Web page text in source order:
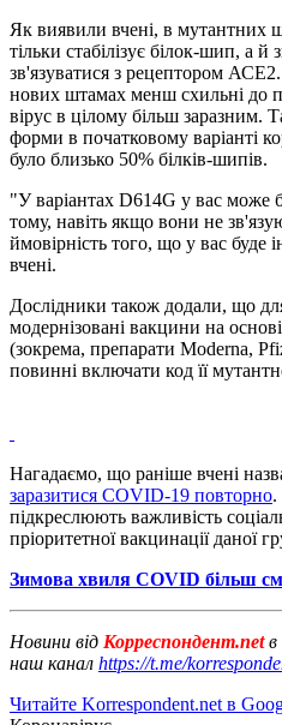
Як виявили вчені, в мутантних
тільки стабілізує білок-шип, а
зв'язуватися з рецептором
нових штамах менш схильні до
вірус в цілому більш заразним.
форми в початковому варіанті
було близько 50% білків-шипів.
"У варіантах D614G у вас може
тому, навіть якщо вони не
ймовірність того, що у вас буде
вчені.
Дослідники також додали, що
модернізовані вакцини на
(зокрема, препарати Moderna,
повинні включати код її
Нагадаємо, що раніше вчені
заразитися COVID-19 повторно.
підкреслюють важливість
пріоритетної вакцинації даної
Зимова хвиля COVID більш
Новини від Корреспондент.netв
наш канал https://t.me/
Читайте Korrespondent.net в